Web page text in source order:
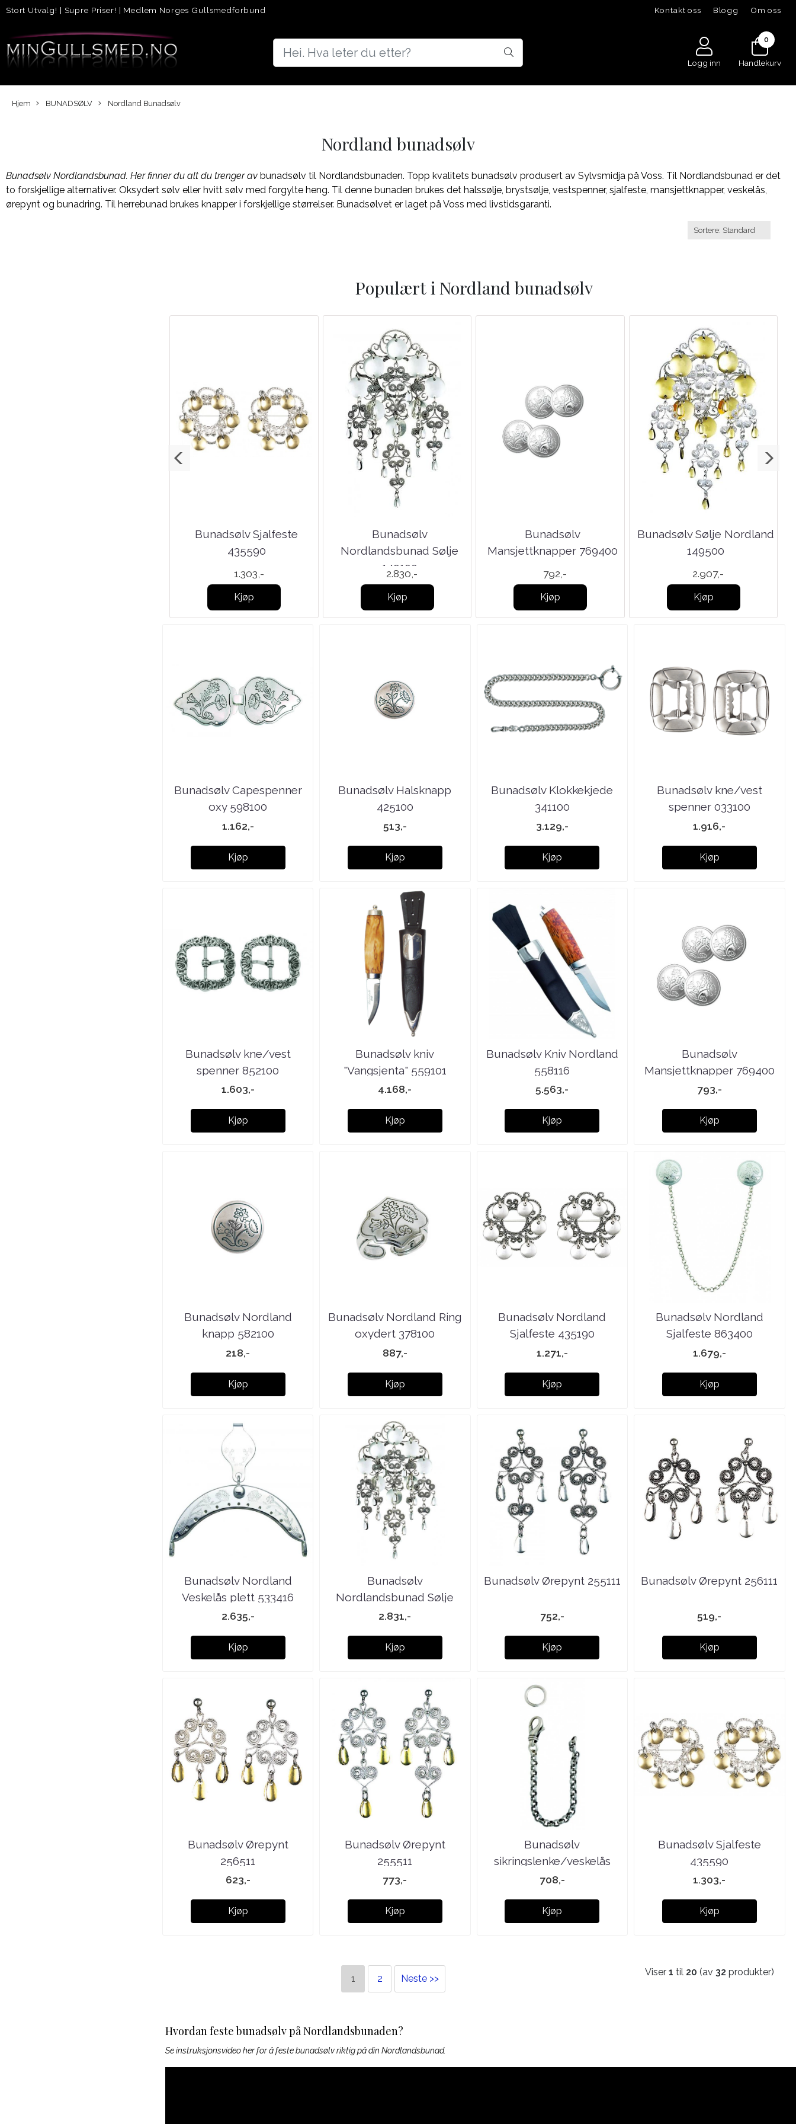
Stort Utvalg! | Supre Priser! | Medlem Norges Gullsmedforbund Kontakt oss Blogg Om oss
Logg inn
0
Handlekurv
Hjem BUNADSØLV Nordland Bunadsølv
Nordland bunadsølv
Bunadsølv Nordlandsbunad. Her finner du alt du trenger av bunadsølv til Nordlandsbunaden. Topp kvalitets bunadsølv produsert av Sylvsmidja på Voss. Til Nordlandsbunad er det
to forskjellige alternativer. Oksydert sølv eller hvitt sølv med forgylte heng. Til denne bunaden brukes det halssølje, brystsølje, vestspenner, sjalfeste, mansjettknapper, veskelås,
ørepynt og bunadring. Til herrebunad brukes knapper i forskjellige størrelser. Bunadsølvet er laget på Voss med livstidsgaranti.
Populært i Nordland bunadsølv
Bunadsølv Sjalfeste
435590
1.303,-
Kjøp
Bunadsølv
Nordlandsbunad Sølje
149100
2.830,-
Kjøp
Bunadsølv
Mansjettknapper 769400
792,-
Kjøp
Bunadsølv Sølje Nordland
149500
2.907,-
Kjøp
Bunadsølv Capespenner
oxy 598100
1.162,-
Kjøp
Bunadsølv Halsknapp
425100
513,-
Kjøp
Bunadsølv Klokkekjede
341100
3.129,-
Kjøp
Bunadsølv kne/vest
spenner 033100
1.916,-
Kjøp
Bunadsølv kne/vest
spenner 852100
1.603,-
Kjøp
Bunadsølv kniv
"Vangsjenta" 559101
4.168,-
Kjøp
Bunadsølv Kniv Nordland
558116
5.563,-
Kjøp
Bunadsølv
Mansjettknapper 769400
793,-
Kjøp
Bunadsølv Nordland
knapp 582100
218,-
Kjøp
Bunadsølv Nordland Ring
oxydert 378100
887,-
Kjøp
Bunadsølv Nordland
Sjalfeste 435190
1.271,-
Kjøp
Bunadsølv Nordland
Sjalfeste 863400
1.679,-
Kjøp
Bunadsølv Nordland
Veskelås plett 533416
2.635,-
Kjøp
Bunadsølv
Nordlandsbunad Sølje
149100
2.831,-
Kjøp
Bunadsølv Ørepynt 255111
752,-
Kjøp
Bunadsølv Ørepynt 256111
519,-
Kjøp
Bunadsølv Ørepynt
256511
623,-
Kjøp
Bunadsølv Ørepynt
255511
773,-
Kjøp
Bunadsølv
sikringslenke/veskelås
398400
708,-
Kjøp
Bunadsølv Sjalfeste
435590
1.303,-
Kjøp
1 2 Neste >>
Viser 1 til 20 (av 32 produkter)
Hvordan feste bunadsølv på Nordlandsbunaden?
Se instruksjonsvideo her for å feste bunadsølv riktig på din Nordlandsbunad.